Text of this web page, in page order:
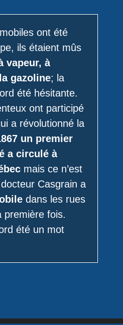
ont été
ils étaient mûs
vapeur, à
gazoline; la
été hésitante.
ont participé
a révolutionné la
un premier
a circulé à
mais ce n’est
Casgrain a
dans les rues
première fois.
été un mot